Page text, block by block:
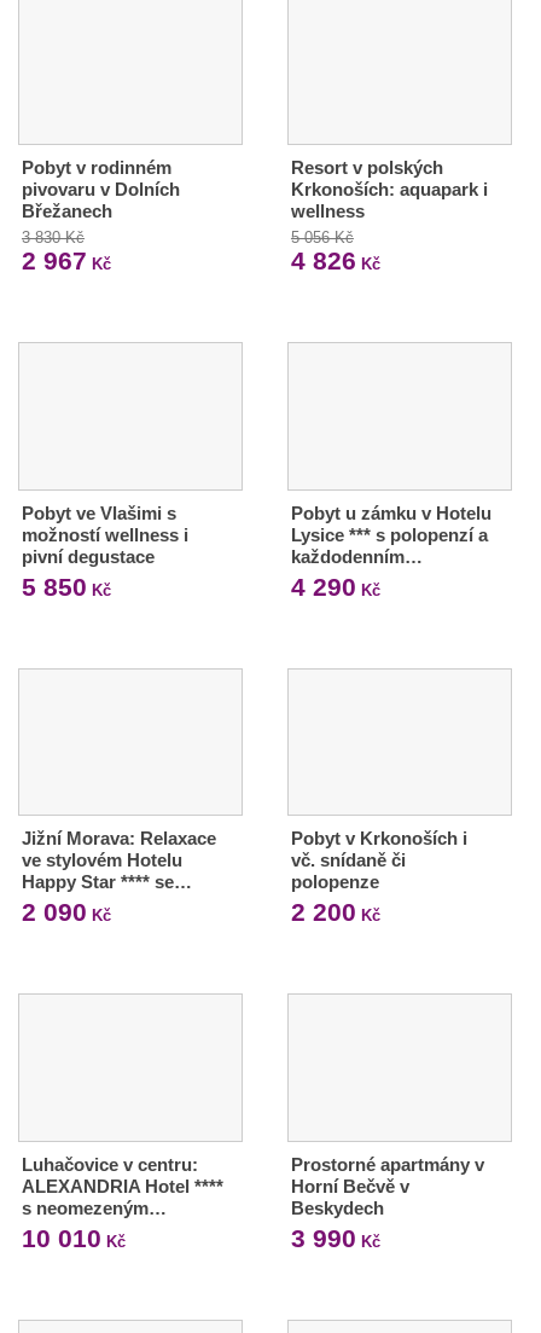
Pobyt v rodinném
pivovaru v Dolních
Břežanech
3 830 Kč
2 967 Kč
Resort v polských
Krkonoších: aquapark i
wellness
5 056 Kč
4 826 Kč
Pobyt ve Vlašimi s
možností wellness i
pivní degustace
5 850 Kč
Pobyt u zámku v Hotelu
Lysice *** s polopenzí a
každodenním…
4 290 Kč
Jižní Morava: Relaxace
ve stylovém Hotelu
Happy Star **** se…
2 090 Kč
Pobyt v Krkonoších i
vč. snídaně či
polopenze
2 200 Kč
Luhačovice v centru:
ALEXANDRIA Hotel ****
s neomezeným…
10 010 Kč
Prostorné apartmány v
Horní Bečvě v
Beskydech
3 990 Kč